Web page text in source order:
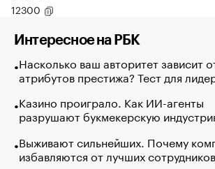
12300
Интересное на РБК
Насколько ваш авторитет зависит
атрибутов престижа? Тест для
Казино проиграло. Как ИИ-агенты
разрушают букмекерскую
Выживают сильнейших. Почему
избавляются от лучших сотрудников